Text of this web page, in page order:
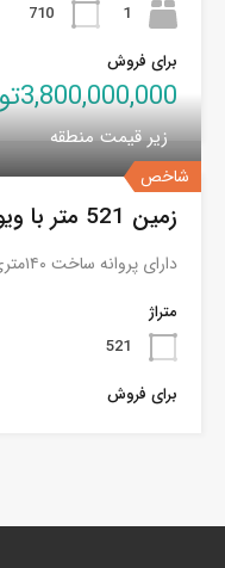
1
710
برای فروش
3,800,000,000تومان
شاخص
زیر قیمت منطقه
زمین 521 متر با ویو عالی
دارای پروانه ساخت ۱۴۰متری
متراژ
521
برای فروش